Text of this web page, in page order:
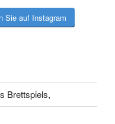
Sie auf Instagram
Brettspiels,